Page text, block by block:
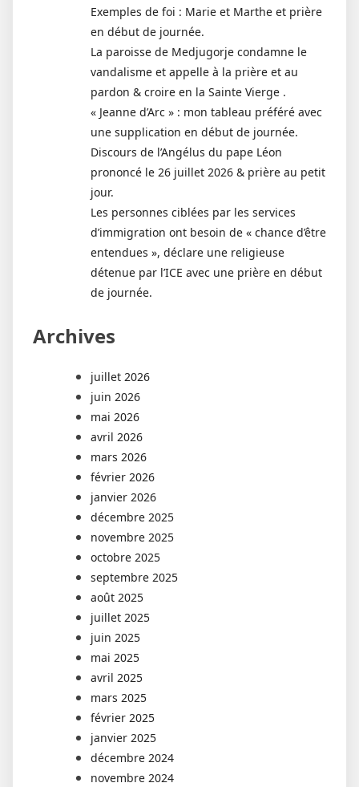
Exemples de foi : Marie et Marthe et prière
en début de journée.
La paroisse de Medjugorje condamne le
vandalisme et appelle à la prière et au
pardon & croire en la Sainte Vierge .
« Jeanne d’Arc » : mon tableau préféré avec
une supplication en début de journée.
Discours de l’Angélus du pape Léon
prononcé le 26 juillet 2026 & prière au petit
jour.
Les personnes ciblées par les services
d’immigration ont besoin de « chance d’être
entendues », déclare une religieuse
détenue par l’ICE avec une prière en début
de journée.
Archives
juillet 2026
juin 2026
mai 2026
avril 2026
mars 2026
février 2026
janvier 2026
décembre 2025
novembre 2025
octobre 2025
septembre 2025
août 2025
juillet 2025
juin 2025
mai 2025
avril 2025
mars 2025
février 2025
janvier 2025
décembre 2024
novembre 2024